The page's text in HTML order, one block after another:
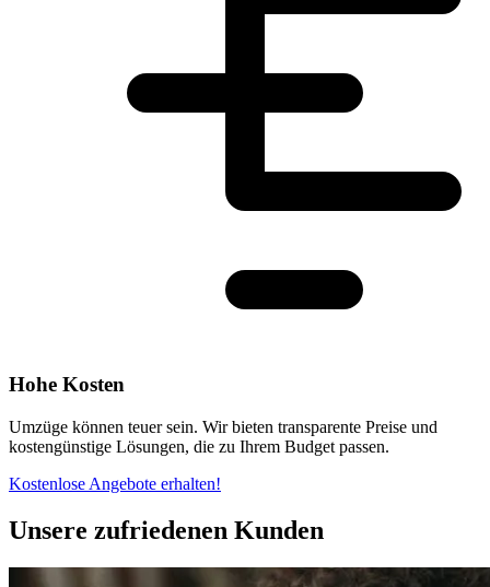
Hohe Kosten
Umzüge können teuer sein. Wir bieten transparente Preise und
kostengünstige Lösungen, die zu Ihrem Budget passen.
Kostenlose Angebote erhalten!
Unsere zufriedenen Kunden